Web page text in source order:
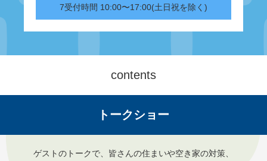
7受付時間 10:00〜17:00(土日祝を除く)
contents
トークショー
ゲストのトークで、皆さんの住まいや空き家の対策、